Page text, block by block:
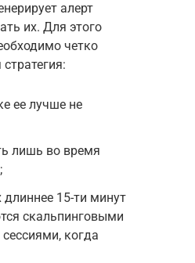
алерт
их. Для этого
четко
ее лучше не
лишь во время
15-ти минут
скальпинговыми
когда